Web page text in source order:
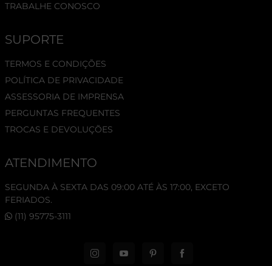
TRABALHE CONOSCO
SUPORTE
TERMOS E CONDIÇÕES
POLÍTICA DE PRIVACIDADE
ASSESSORIA DE IMPRENSA
PERGUNTAS FREQUENTES
TROCAS E DEVOLUÇÕES
ATENDIMENTO
SEGUNDA À SEXTA DAS 09:00 ATÉ ÀS 17:00, EXCETO
FERIADOS.
(11) 95775-3111